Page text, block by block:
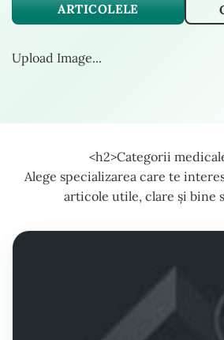
ARTICOLELE
Upload Image...
<h2>Categorii
Alege specializarea care te
articole utile, clare și bine